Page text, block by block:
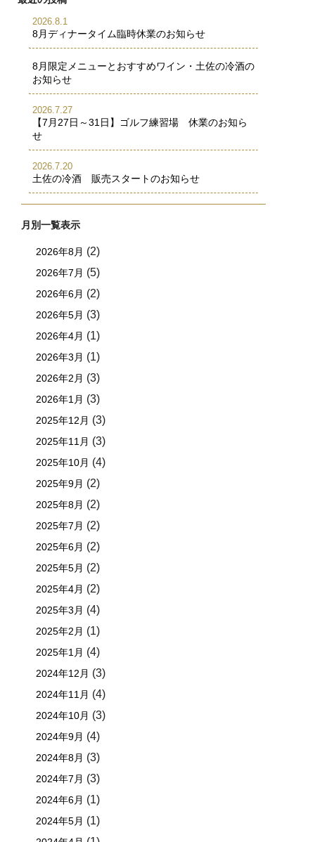
2026.8.1
8月ディナータイム臨時休業のお知らせ
8月限定メニューとおすすめワイン・土佐の冷酒の
お知らせ
2026.7.27
【7月27日～31日】ゴルフ練習場 休業のお知ら
せ
2026.7.20
土佐の冷酒 販売スタートのお知らせ
月別一覧表示
2026年8月 (2)
2026年7月 (5)
2026年6月 (2)
2026年5月 (3)
2026年4月 (1)
2026年3月 (1)
2026年2月 (3)
2026年1月 (3)
2025年12月 (3)
2025年11月 (3)
2025年10月 (4)
2025年9月 (2)
2025年8月 (2)
2025年7月 (2)
2025年6月 (2)
2025年5月 (2)
2025年4月 (2)
2025年3月 (4)
2025年2月 (1)
2025年1月 (4)
2024年12月 (3)
2024年11月 (4)
2024年10月 (3)
2024年9月 (4)
2024年8月 (3)
2024年7月 (3)
2024年6月 (1)
2024年5月 (1)